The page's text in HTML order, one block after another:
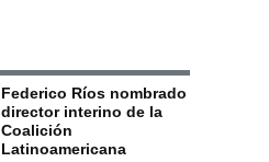
Federico Ríos nombrado
director interino de la
Coalición
Latinoamericana